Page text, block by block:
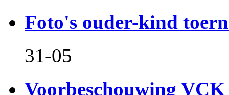
Foto's ouder-kind
31-05
Voorbeschouwing VCK